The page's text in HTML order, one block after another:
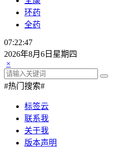
环药
全药
07:22:47
2026年8月6日星期四
×
#热门搜索#
标签云
联系我
关于我
版本声明